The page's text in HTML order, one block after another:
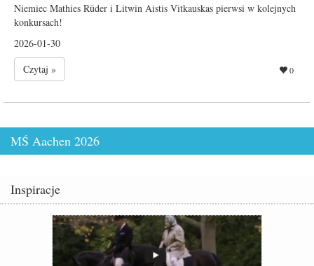
Niemiec Mathies Rüder i Litwin Aistis Vitkauskas pierwsi w kolejnych
konkursach!
2026-01-30
Czytaj »
0
MŚ Aachen 2026
Inspiracje